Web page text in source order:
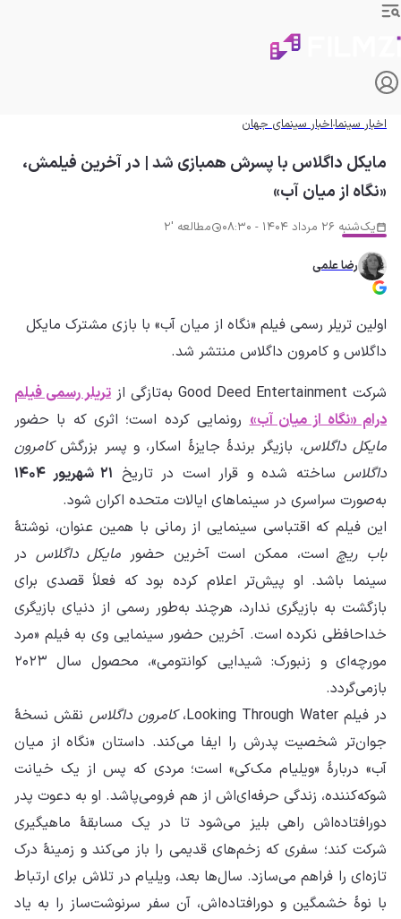
اخبار سینمااخبار سینمای جهان
مایکل داگلاس با پسرش همبازی شد | در آخرین فیلمش،
«نگاه از میان آب»
یک‌شنبه 26 مرداد 1404 - 08:30 مطالعه '2
رضا علمی
اولین تریلر رسمی فیلم «نگاه از میان آب» با بازی مشترک مایکل
داگلاس و کامرون داگلاس منتشر شد.
شرکت Good Deed Entertainment به‌تازگی از
تریلر رسمی فیلم
درام «نگاه از میان آب»رونمایی کرده است؛ اثری که با حضور
مایکل داگلاس، بازیگر برندهٔ جایزهٔ اسکار، و پسر بزرگشکامرون
داگلاس ساخته شده و قرار است در تاریخ ۲۱ شهریور ۱۴۰۴
به‌صورت سراسری در سینماهای ایالات متحده اکران شود.
این فیلم که اقتباسی سینمایی از رمانی با همین عنوان، نوشتهٔ
باب ریچاست، ممکن است آخرین حضور مایکل داگلاس در
سینما باشد. او پیش‌تر اعلام کرده بود که فعلاً قصدی برای
بازگشت به بازیگری ندارد، هرچند به‌طور رسمی از دنیای بازیگری
خداحافظی نکرده است. آخرین حضور سینمایی وی به فیلم «مرد
مورچه‌ای و زنبورک: شیدایی کوانتومی»، محصول سال ۲۰۲۳
بازمی‌گردد.
در فیلم Looking Through Water،
کامرون داگلاس نقش نسخهٔ
جوان‌تر شخصیت پدرش را ایفا می‌کند. داستان «نگاه از میان
آب» دربارهٔ «ویلیام مک‌کی» است؛ مردی که پس از یک خیانت
شوکه‌کننده، زندگی حرفه‌ای‌اش از هم فرومی‌پاشد. او به دعوت پدر
دورافتاده‌اش راهی بلیز می‌شود تا در یک مسابقهٔ ماهیگیری
شرکت کند؛ سفری که زخم‌های قدیمی را باز می‌کند و زمینهٔ درک
تازه‌ای را فراهم می‌سازد. سال‌ها بعد، ویلیام در تلاش برای ارتباط
با نوهٔ خشمگین و دورافتاده‌اش، آن سفر سرنوشت‌ساز را به یاد